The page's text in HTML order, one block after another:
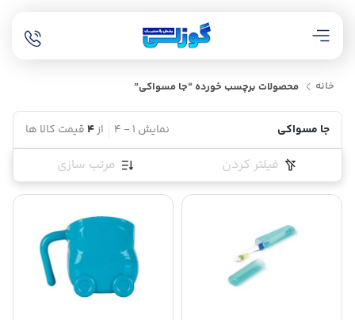
خانه محصولات برچسب خورده “جا مسواکی”
جا مسواکی نمایش 1
-
4 از4قیمت کالا ها
فیلتر کردن مرتب سازی